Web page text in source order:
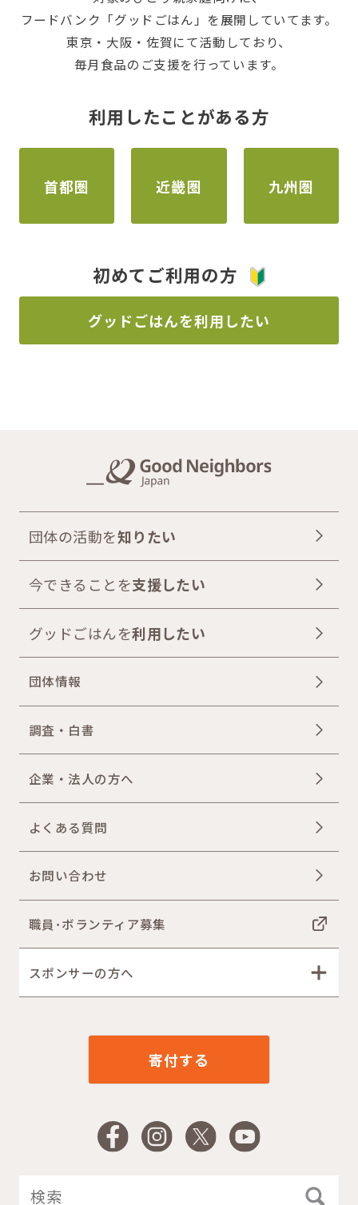
フードバンク「グッドごはん」を展開していてます。
東京・大阪・佐賀にて活動しており、
毎月食品のご支援を行っています。
利用したことがある方
首都圏 近畿圏 九州圏
初めてご利用の方
グッドごはんを利用したい
団体の活動を知りたい
今できることを支援したい
グッドごはんを利用したい
団体情報
調査・白書
企業・法人の方へ
よくある質問
お問い合わせ
職員･ボランティア募集
スポンサーの方へ
寄付する
FacebookInstagram
X YouTube